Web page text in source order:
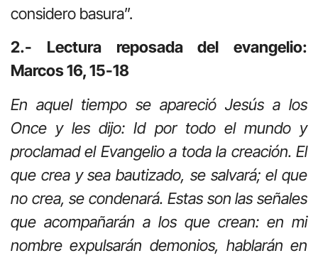
considero basura”.
2.- Lectura reposada del evangelio:
Marcos 16, 15-18
En aquel tiempo se apareció Jesús a los
Once y les dijo: Id por todo el mundo y
proclamad el Evangelio a toda la creación. El
que crea y sea bautizado, se salvará; el que
no crea, se condenará. Estas son las señales
que acompañarán a los que crean: en mi
nombre expulsarán demonios, hablarán en